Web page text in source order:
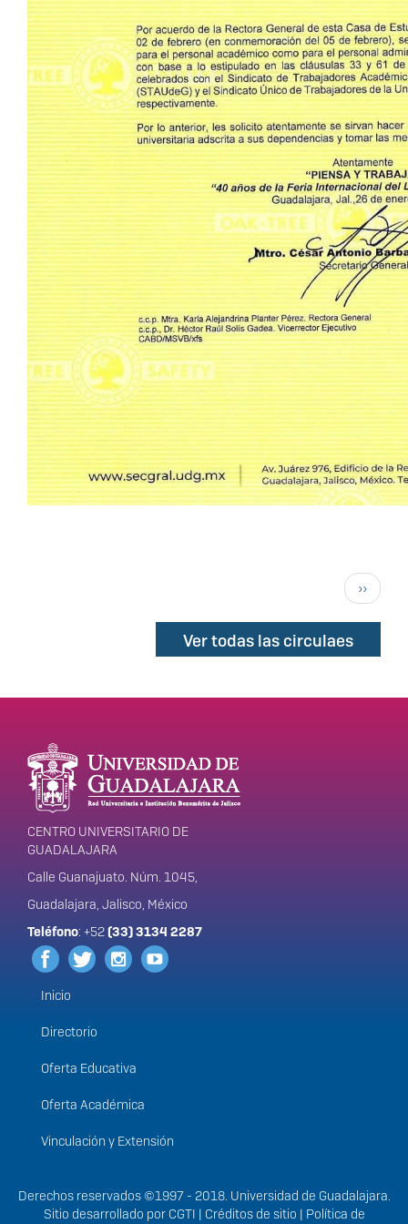
página
››
Ver todas las circulaes
Enlaces de interés
Información del
portal
CENTRO UNIVERSITARIO DE
GUADALAJARA
Calle Guanajuato. Núm. 1045,
Guadalajara, Jalisco, México
Teléfono: +52(33) 3134 2287
Menú
principal
Inicio
Directorio
Oferta Educativa
Oferta Académica
Vinculación y Extensión
Derechos
Derechos reservados ©1997 - 2018. Universidad de Guadalajara.
Sitio desarrollado por CGTI | Créditos de sitio | Política de